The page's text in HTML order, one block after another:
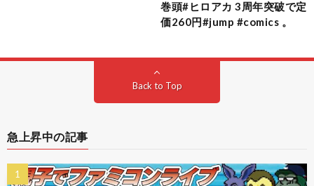
巻頭#ヒロアカ 3周年突破で定
価260円#jump #comics 。
Back to Top
急上昇中の記事